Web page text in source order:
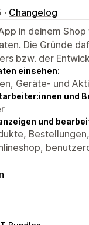
Changelog
in deinem
Die Gründe
bzw. der
einsehen:
Geräte- und
und
und